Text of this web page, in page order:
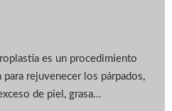
es un procedimiento
rejuvenecer los párpados,
de piel, grasa...